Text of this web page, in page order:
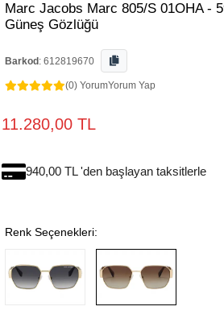
Marc Jacobs Marc 805/S 01OHA -
Güneş Gözlüğü
Barkod : 612819670
(0) YorumYorum Yap
11.280,00 TL
940,00 TL 'den başlayan taksitlerle
Renk Seçenekleri: